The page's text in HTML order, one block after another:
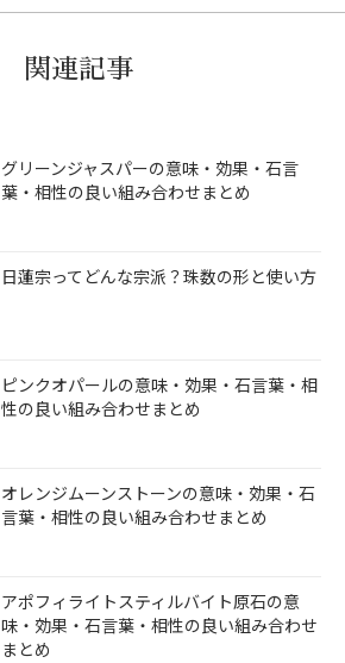
関連記事
グリーンジャスパーの意味・効果・石言
葉・相性の良い組み合わせまとめ
日蓮宗ってどんな宗派？珠数の形と使い方
ピンクオパールの意味・効果・石言葉・相
性の良い組み合わせまとめ
オレンジムーンストーンの意味・効果・石
言葉・相性の良い組み合わせまとめ
アポフィライトスティルバイト原石の意
味・効果・石言葉・相性の良い組み合わせ
まとめ